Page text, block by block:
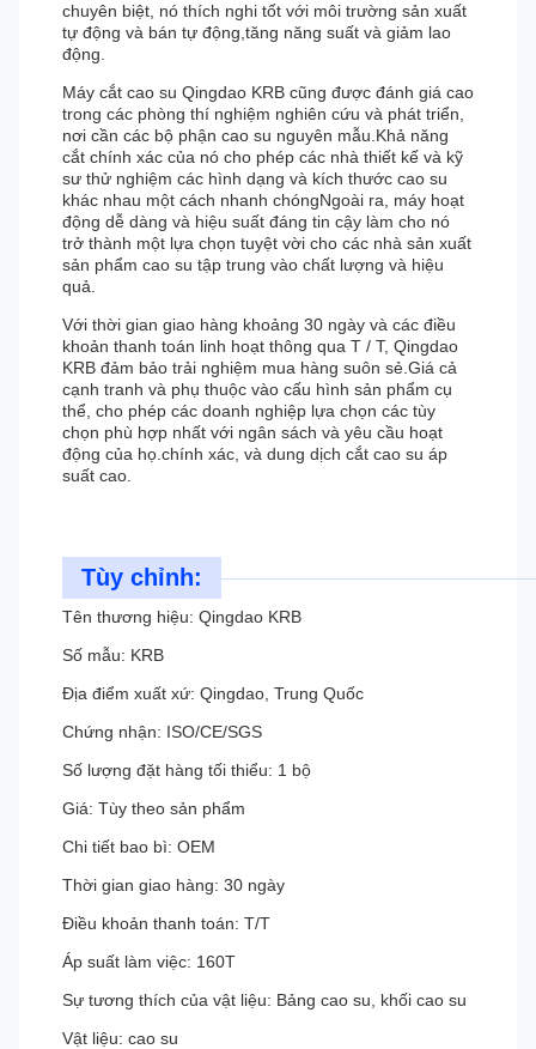
chuyên biệt, nó thích nghi tốt với môi trường sản xuất
tự động và bán tự động,tăng năng suất và giảm lao
động.
Máy cắt cao su Qingdao KRB cũng được đánh giá cao
trong các phòng thí nghiệm nghiên cứu và phát triển,
nơi cần các bộ phận cao su nguyên mẫu.Khả năng
cắt chính xác của nó cho phép các nhà thiết kế và kỹ
sư thử nghiệm các hình dạng và kích thước cao su
khác nhau một cách nhanh chóngNgoài ra, máy hoạt
động dễ dàng và hiệu suất đáng tin cậy làm cho nó
trở thành một lựa chọn tuyệt vời cho các nhà sản xuất
sản phẩm cao su tập trung vào chất lượng và hiệu
quả.
Với thời gian giao hàng khoảng 30 ngày và các điều
khoản thanh toán linh hoạt thông qua T / T, Qingdao
KRB đảm bảo trải nghiệm mua hàng suôn sẻ.Giá cả
cạnh tranh và phụ thuộc vào cấu hình sản phẩm cụ
thể, cho phép các doanh nghiệp lựa chọn các tùy
chọn phù hợp nhất với ngân sách và yêu cầu hoạt
động của họ.chính xác, và dung dịch cắt cao su áp
suất cao.
Tùy chỉnh:
Tên thương hiệu: Qingdao KRB
Số mẫu: KRB
Địa điểm xuất xứ: Qingdao, Trung Quốc
Chứng nhận: ISO/CE/SGS
Số lượng đặt hàng tối thiểu: 1 bộ
Giá: Tùy theo sản phẩm
Chi tiết bao bì: OEM
Thời gian giao hàng: 30 ngày
Điều khoản thanh toán: T/T
Áp suất làm việc: 160T
Sự tương thích của vật liệu: Bảng cao su, khối cao su
Vật liệu: cao su